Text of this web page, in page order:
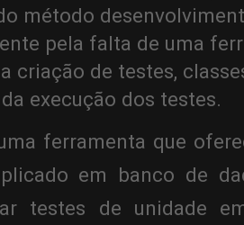
método
pela falta de uma
criação de testes,
execução dos testes.
ferramenta que
em banco de
testes de unidade